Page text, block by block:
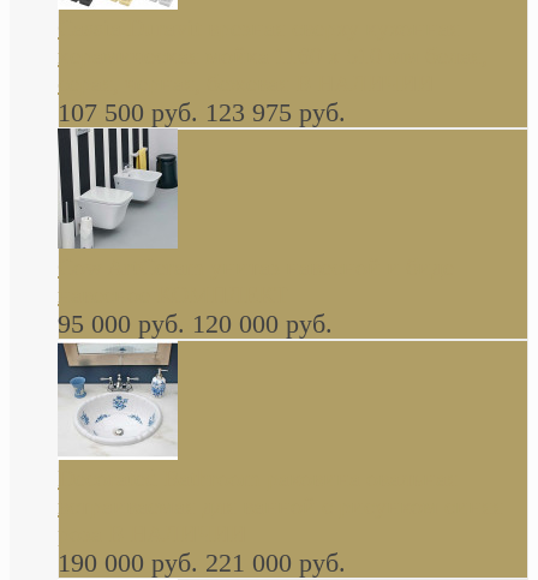
керамическая мойка 1160 x 510 мм белая,
серая, черная, бежевая В НАЛИЧИИ
107 500 руб. 123 975 руб.
навесное КОМПЛЕКТ
95 000 руб. 120 000 руб.
Decorated Bathroom раковина овальная
встраиваемая для ванной с рисунком синяя
роза В НАЛИЧИИ
190 000 руб. 221 000 руб.